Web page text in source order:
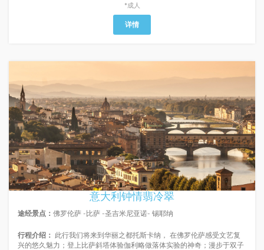
*成人
详情
意大利钟情翡冷翠
途经景点： 佛罗伦萨 -比萨 -圣吉米尼亚诺- 锡耶纳
行程介绍： 此行我们将来到华丽之都托斯卡纳， 在佛罗伦萨感受文艺复
兴的悠久魅力；登上比萨斜塔体验伽利略做落体实验的神奇；漫步于双子